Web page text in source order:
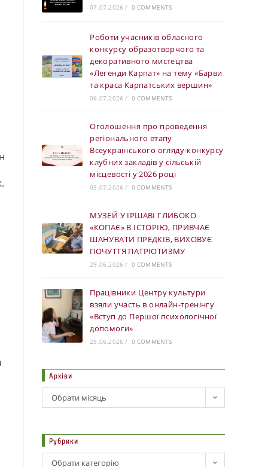
07.07.2026 / 0 COMMENTS
Роботи учасників обласного
конкурсу образотворчого та
декоративного мистецтва
«Легенди Карпат» на тему «Барви
та краса Карпатських вершин»
06.07.2026 / 0 COMMENTS
Оголошення про проведення
регіонального етапу
Всеукраїнського огляду-конкурсу
клубних закладів у сільській
місцевості у 2026 році
03.07.2026 / 0 COMMENTS
МУЗЕЙ У ІРШАВІ ГЛИБОКО
«КОПАЄ» В ІСТОРІЮ, ПРИВЧАЄ
ШАНУВАТИ ПРЕДКІВ, ВИХОВУЄ
ПОЧУТТЯ ПАТРІОТИЗМУ
29.06.2026 / 0 COMMENTS
Працівники Центру культури
взяли участь в онлайн-тренінгу
«Вступ до Першої психологічної
допомоги»
25.06.2026 / 0 COMMENTS
Архіви
Обрати місяць
Рубрики
Обрати категорію